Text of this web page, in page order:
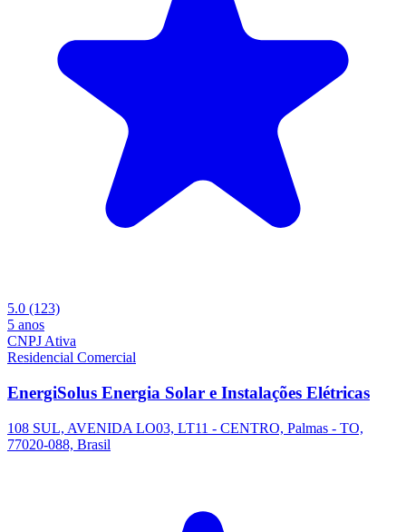
5.0 (123)
5 anos
CNPJ Ativa
Residencial Comercial
EnergiSolus Energia Solar e Instalações Elétricas
108 SUL, AVENIDA LO03, LT11 - CENTRO, Palmas - TO,
77020-088, Brasil